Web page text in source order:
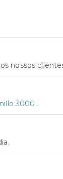
nossos
3000.